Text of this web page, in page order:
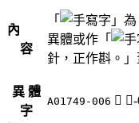
內
容
「 」
異體或作「
針，正作斟。
異 體
字
A01749-006 𨠇 酉